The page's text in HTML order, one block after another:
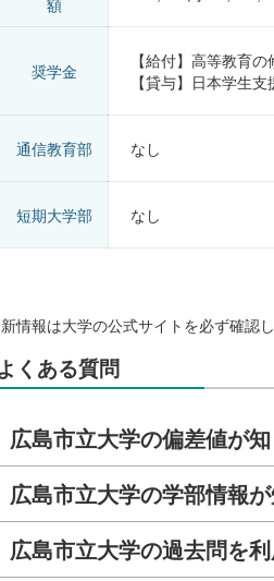
額
奨学金
【給付】高等教育
【貸与】日本学生支
通信教育部 なし
短期大学部 なし
情報は大学の公式サイトを必ず確認し
くある質問
広島市立大学の偏差値が
広島市立大学の学部情報
広島市立大学の過去問を